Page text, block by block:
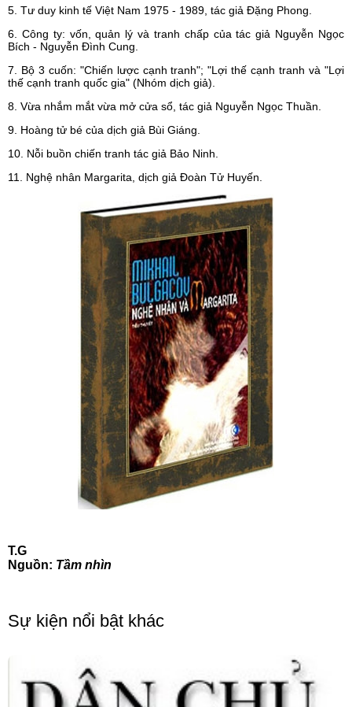
5. Tư duy kinh tế Việt Nam 1975 - 1989, tác giả Đặng Phong.
6. Công ty: vốn, quản lý và tranh chấp của tác giả Nguyễn Ngọc
Bích - Nguyễn Đình Cung.
7. Bộ 3 cuốn: "Chiến lược cạnh tranh"; "Lợi thế cạnh tranh và "Lợi
thế cạnh tranh quốc gia" (Nhóm dịch giả).
8. Vừa nhắm mắt vừa mở cửa sổ, tác giả Nguyễn Ngọc Thuần.
9. Hoàng tử bé của dịch giả Bùi Giáng.
10. Nỗi buồn chiến tranh tác giả Bảo Ninh.
11. Nghệ nhân Margarita, dịch giả Đoàn Tử Huyến.
T.G
Nguồn: Tầm nhìn
Sự kiện nổi bật khác